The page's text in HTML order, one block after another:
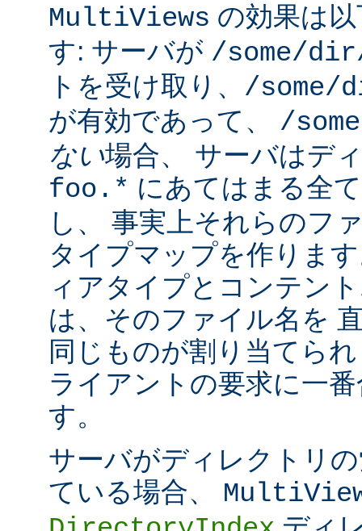
MultiViews の効果は
す: サーバが /some/
トを受け取り、 /some/
が有効であって、 /
ない場合、 サーバはデ
foo.* にあてはまる全
し、 事実上それらのフ
タイプマップを作りま
ィアタイプとコンテン
は、そのファイル名を
同じものが割り当てら
ライアントの要求に一
す。
サーバがディレクトリ
ている場合、